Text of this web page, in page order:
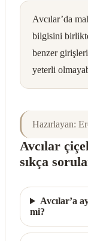
Avcılar’da
bilgisini birlikte
benzer
yeterli
Hazırlayan:
Avcılar
sıkça
Avcılar’a
mi?